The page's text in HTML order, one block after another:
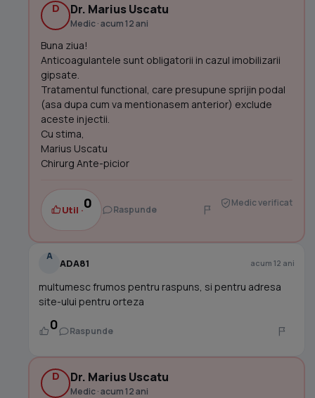
D Dr. Marius Uscatu
Medic · acum 12 ani
Buna ziua!
Anticoagulantele sunt obligatorii in cazul imobilizarii
gipsate.
Tratamentul functional, care presupune sprijin podal
(asa dupa cum va mentionasem anterior) exclude
aceste injectii.
Cu stima,
Marius Uscatu
Chirurg Ante-picior
Util ·0 Raspunde
Medic verificat
A
ADA81 acum 12 ani
multumesc frumos pentru raspuns, si pentru adresa
site-ului pentru orteza
0 Raspunde
D Dr. Marius Uscatu
Medic · acum 12 ani